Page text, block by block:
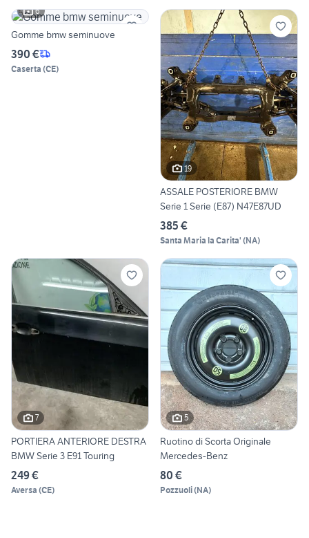
6
Gomme bmw seminuove
390 €
Caserta (CE)
19
ASSALE POSTERIORE BMW
Serie 1 Serie (E87) N47E87UD
385 €
Santa Maria la Carita' (NA)
7
PORTIERA ANTERIORE DESTRA
BMW Serie 3 E91 Touring
249 €
Aversa (CE)
5
Ruotino di Scorta Originale
Mercedes-Benz
80 €
Pozzuoli(NA)